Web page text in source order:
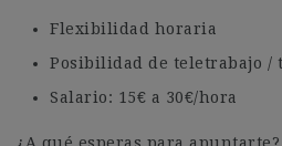
Flexibilidad horaria
Posibilidad de teletrabajo /
Salario: 15€ a 30€/hora
¿A qué esperas para apuntarte?